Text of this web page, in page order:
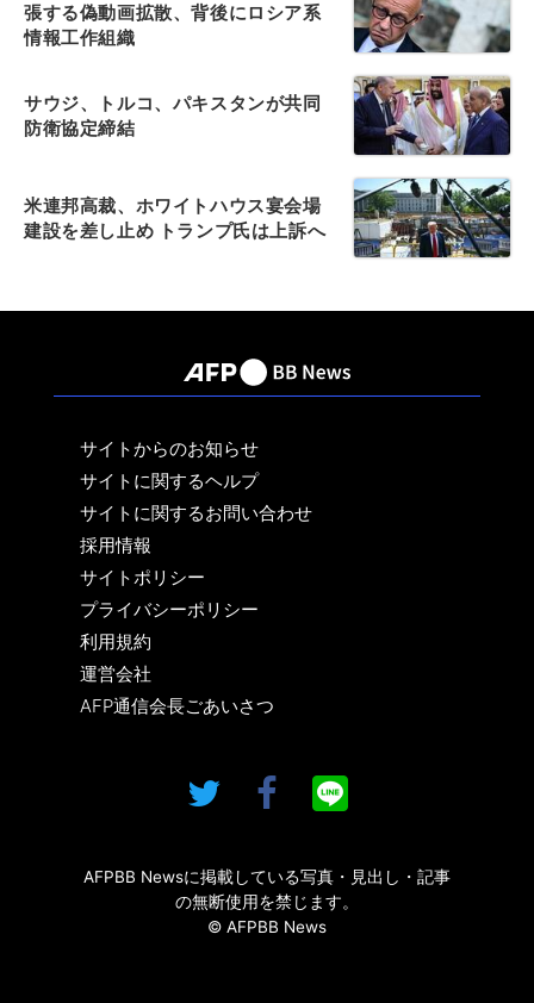
張する偽動画拡散、背後にロシア系
情報工作組織
サウジ、トルコ、パキスタンが共同
防衛協定締結
米連邦高裁、ホワイトハウス宴会場
建設を差し止め トランプ氏は上訴へ
サイトからのお知らせ
サイトに関するヘルプ
サイトに関するお問い合わせ
採用情報
サイトポリシー
プライバシーポリシー
利用規約
運営会社
AFP通信会長ごあいさつ
AFPBB Newsに掲載している写真・見出し・記事
の無断使用を禁じます。
© AFPBB News